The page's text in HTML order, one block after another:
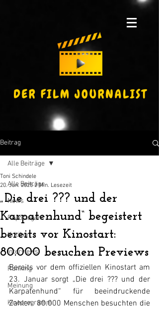
Beitrag
Alle Beiträge
News
Reportagen
Kritiken
Interviews
Ranking
Meinung
Kinoprogramm
Alle Beiträge
„Die drei ??? und der
Karpatenhund“ begeistert
bereits vor Kinostart:
80.000 besuchen Previews
Toni Schindele
20. Jan. 2025 2 Min. Lesezeit
Bereits vor dem offiziellen Kinostart am
23. Januar sorgt „Die drei ??? und der
Karpatenhund“ für beeindruckende
Zahlen: 80.000 Menschen besuchten die